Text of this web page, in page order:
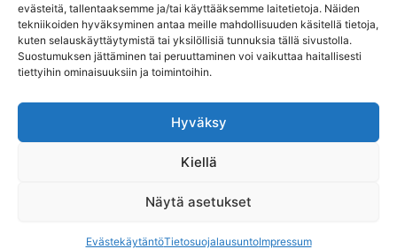
evästeitä, tallentaaksemme ja/tai käyttääksemme laitetietoja. Näiden
tekniikoiden hyväksyminen antaa meille mahdollisuuden käsitellä tietoja,
kuten selauskäyttäytymistä tai yksilöllisiä tunnuksia tällä sivustolla.
Suostumuksen jättäminen tai peruuttaminen voi vaikuttaa haitallisesti
tiettyihin ominaisuuksiin ja toimintoihin.
Hyväksy
Kiellä
Näytä asetukset
EvästekäytäntöTietosuojalausuntoImpressum
020 127 9961
Ma–Pe 8–17
info@sokkelikuivaus.fi